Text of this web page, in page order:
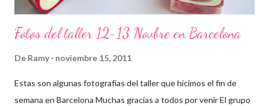
Fotos del taller 12-13 Novbre en Barcelona
De Ramy noviembre 15, 2011
Estas son algunas fotografías del taller que hicimos el fin de
semana en Barcelona Muchas gracias a todos por venir El grupo